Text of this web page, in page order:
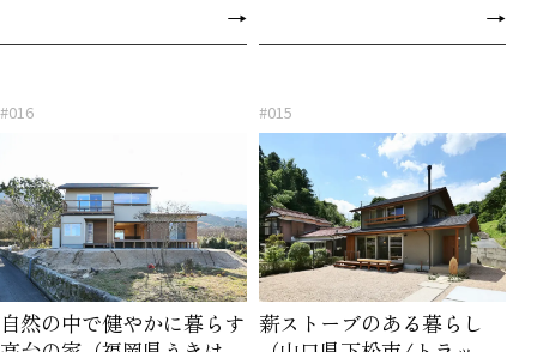
→
→
#016
自然の中で健やかに暮らす
#015
薪ストーブのある暮らし